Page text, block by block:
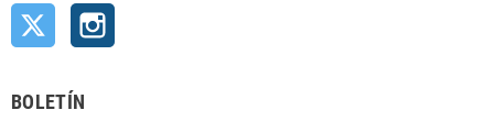
Twitter
BOLETÍN